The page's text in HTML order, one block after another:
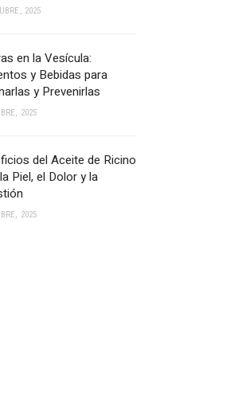
2025
en la Vesícula:
y Bebidas para
y Prevenirlas
2025
del Aceite de Ricino
Piel, el Dolor y la
2025